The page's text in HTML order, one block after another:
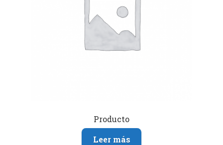
Producto
Leer más